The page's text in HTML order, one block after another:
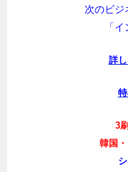
次のビジ
「
詳
3
韓国